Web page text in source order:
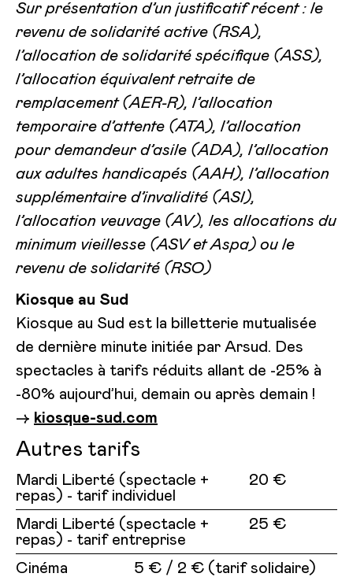
Sur présentation d’un justificatif récent : le
revenu de solidarité active (RSA),
l’allocation de solidarité spécifique (ASS),
l’allocation équivalent retraite de
remplacement (AER-R), l’allocation
temporaire d’attente (ATA), l’allocation
pour demandeur d’asile (ADA), l’allocation
aux adultes handicapés (AAH), l’allocation
supplémentaire d’invalidité (ASI),
l’allocation veuvage (AV), les allocations du
minimum vieillesse (ASV et Aspa) ou le
revenu de solidarité (RSO)
Kiosque au Sud
Kiosque au Sud est la billetterie mutualisée
de dernière minute initiée par Arsud. Des
spectacles à tarifs réduits allant de -25% à
-80% aujourd’hui, demain ou après demain !
→ kiosque-sud.com
Autres tarifs
Mardi Liberté (spectacle +
repas) - tarif individuel
20 €
Mardi Liberté (spectacle +
repas) - tarif entreprise
25 €
Cinéma
5 € / 2 € (tarif solidaire)